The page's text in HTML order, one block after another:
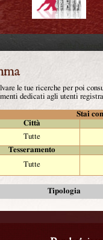
le tue ricerche per poi
dedicati agli utenti
Stai
Città
Tutte
Tesseramento
Tutte
Tipologia